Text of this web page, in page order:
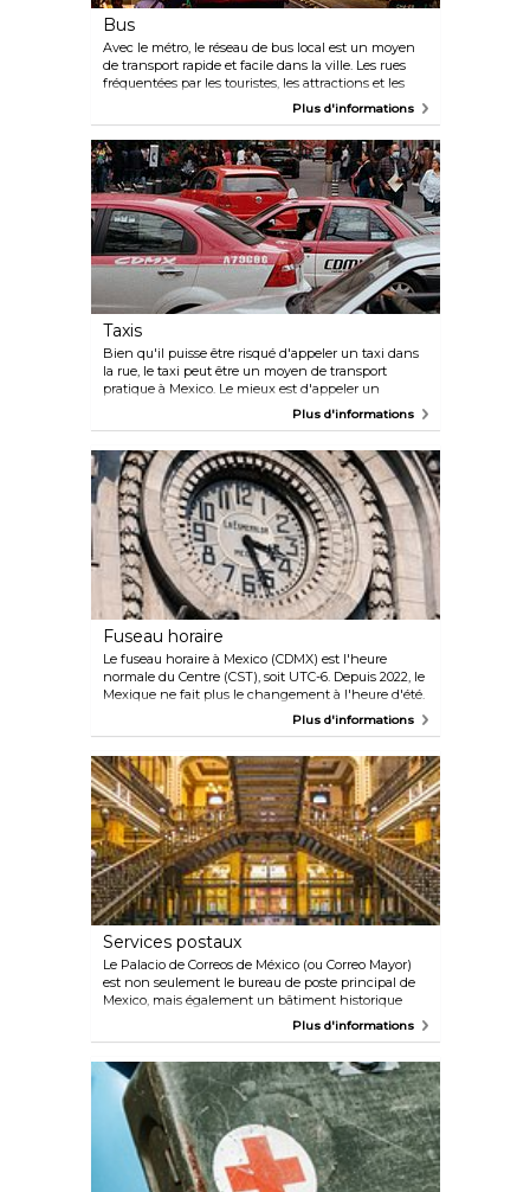
Bus
Avec le métro, le réseau de bus local est un moyen
de transport rapide et facile dans la ville. Les rues
fréquentées par les touristes, les attractions et les
nombreux points d'intérêt ont généralement au
moins un arrêt de bus à proximité, et un billet coûte
très peu (le prix est fixe quelle que soit la distance
parcourue). Le paiement est à faire en espèces à la
montée dans le bus. Les peseros (minibus) sont
exploités par plusieurs entreprises privées et
circulent aux côtés des bus officiels de la RTP. De
plus, il y a le Metrobus, un système BRT moderne et
rapide qui vous emmènera assez loin. Pour ces bus,
vous aurez besoin d'une carte à puce rechargeable
(qui peut être achetée dans les distributeurs
automatiques).
Plus d'informations
Taxis
Bien qu'il puisse être risqué d'appeler un taxi dans
la rue, le taxi peut être un moyen de transport
pratique à Mexico. Le mieux est d'appeler un
fournisseur officiel, surtout si vous ne parlez pas
pouvez toujours commander un taxi via
l'application Uber ou Didi.
Plus d'informations
Fuseau horaire
Le fuseau horaire à Mexico (CDMX) est l'heure
normale du Centre (CST), soit UTC-6. Depuis 2022, le
Mexique ne fait plus le changement à l'heure d'été.
Plus d'informations
Services postaux
Le Palacio de Correos de México (ou Correo Mayor)
est non seulement le bureau de poste principal de
Mexico, mais également un bâtiment historique
datant du XXe siècle. Après le tremblement de terre
Plus d'informations